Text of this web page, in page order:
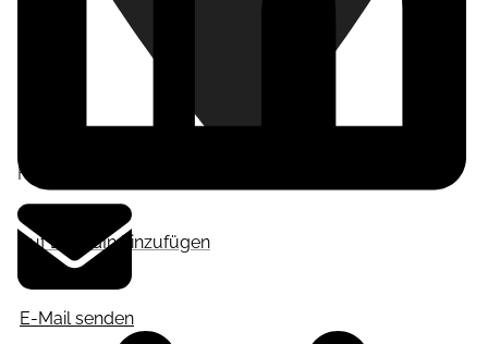
Auf LinkedIn hinzufügen
Frankfurt am Main
E-Mail senden